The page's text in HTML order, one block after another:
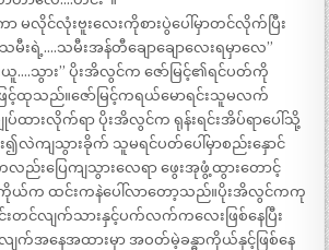
မလိုင်လုံးဗူးလေးကိုစားပွဲပေါ်မှာတင်လိုက်ပြီး
မီးရဲ့….သမီးအန်တီချောချောလေးရမှာလေ”
ယူ….သွား” ပိုးအိလွင်က ဇော်မြင့်၏ရင်ပတ်ကို
င့်ထုသည်။ဇော်မြင့်ကရယ်မောရင်းသူမလက်
ထားလိုက်ရာ ပိုးအိလွင်က ရုန်းရင်းအိပ်ရာပေါ်သို့
လဲကျသွားခိုက် သူမရင်ပတ်ပေါ်မှာစည်းနှောင်
းပြေကျသွားလေရာ ဖွေးအုဖွံ့ထွားတောင့်
ာကိုယ်က ထင်းကနဲပေါ်လာတော့သည်။ပိုးအိလွင်ကကု
တင်လျက်သားနှင့်ပက်လက်ကလေးဖြစ်နေပြီး
ျက်အနေအထားမှာ အဝတ်မဲ့ခန္ဓာကိုယ်နှင့်ဖြစ်နေ